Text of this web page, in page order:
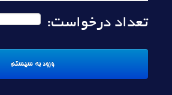
تعداد درخواست: